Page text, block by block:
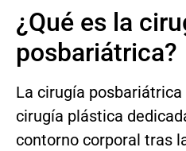
¿Qué es la
posbariátrica?
La cirugía
cirugía plástica
contorno corporal tras